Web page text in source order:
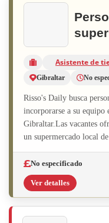
Asistente de
Gibraltar No
Risso's Daily busca
incorporarse a su equipo
Gibraltar.Las vacantes
un supermercado local
No especificado
Ver detalles